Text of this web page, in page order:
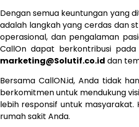
Dengan semua keuntungan yang
adalah langkah yang cerdas dan
operasional, dan pengalaman
CallOn dapat berkontribusi pada
marketing@Solutif.co.id dan
Bersama CallON.id, Anda tidak
berkomitmen untuk mendukung
lebih responsif untuk masyarakat.
rumah sakit Anda.